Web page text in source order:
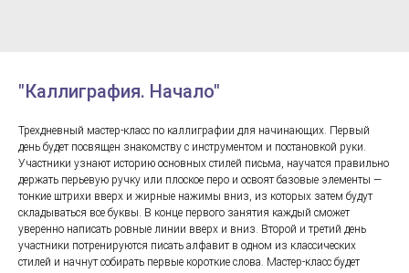
"Каллиграфия. Начало"
Трехдневный мастер-класс по каллиграфии для начинающих. Первый
день будет посвящен знакомству с инструментом и постановкой руки.
Участники узнают историю основных стилей письма, научатся правильно
держать перьевую ручку или плоское перо и освоят базовые элементы —
тонкие штрихи вверх и жирные нажимы вниз, из которых затем будут
складываться все буквы. В конце первого занятия каждый сможет
уверенно написать ровные линии вверх и вниз. Второй и третий день
участники потренируются писать алфавит в одном из классических
стилей и начнут собирать первые короткие слова. Мастер-класс будет